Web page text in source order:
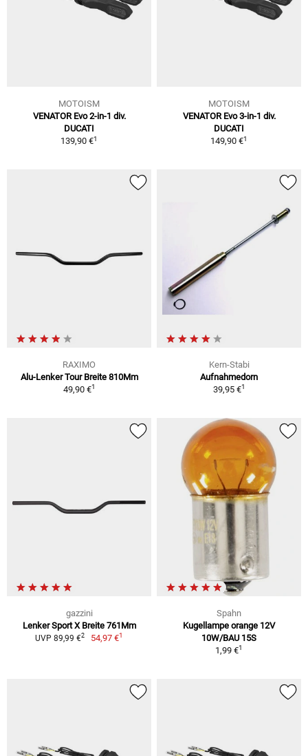
MOTOISM
VENATOR Evo 2-in-1 div.
DUCATI
139,90 €1
MOTOISM
VENATOR Evo 3-in-1 div.
DUCATI
149,90 €1
RAXIMO
Alu-Lenker Tour Breite 810Mm
49,90 €1
Kern-Stabi
Aufnahmedorn
39,95 €1
gazzini
Lenker Sport X Breite 761Mm
UVP 89,99 €2 54,97 €1
Spahn
Kugellampe orange 12V
10W/BAU 15S
1,99 €1